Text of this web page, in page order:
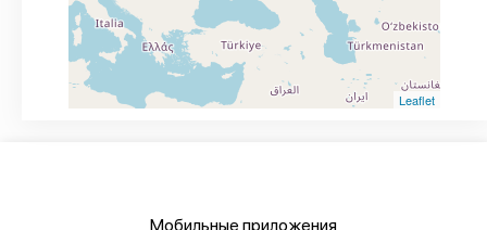
Leaflet
Мобильные приложения